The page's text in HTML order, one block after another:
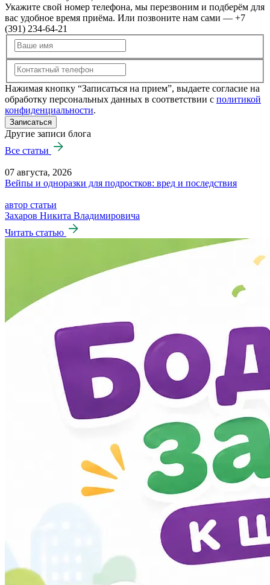
Укажите свой номер телефона, мы перезвоним и подберём для
вас удобное время приёма. Или позвоните нам сами — +7
(391) 234-64-21
Нажимая кнопку “Записаться на прием”, выдаете согласие на
обработку персональных данных в соответствии с политикой
конфиденциальности.
Записаться
Другие записи блога
Все статьи
07 августа, 2026
Вейпы и одноразки для подростков: вред и последствия
автор статьи
Захаров Никита Владимировича
Читать статью